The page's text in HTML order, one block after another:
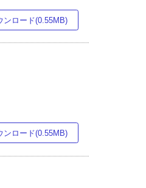
ンロード(0.55MB)
ンロード(0.55MB)